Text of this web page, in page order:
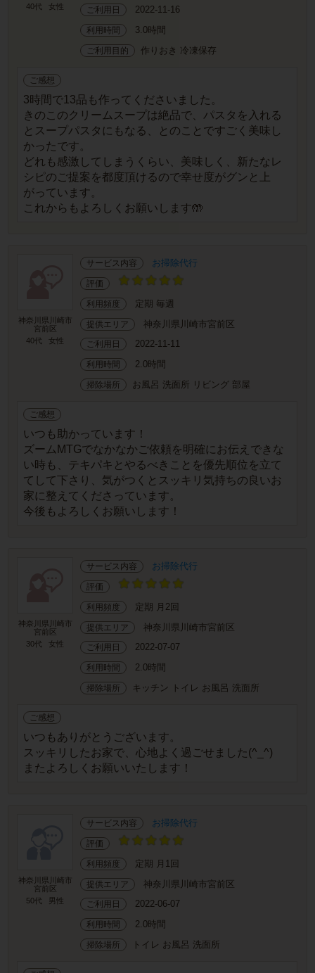
40代
女性 ご利用日 2022-11-16
利用時間 3.0時間
ご利用目的 作りおき 冷凍保存
ご感想
3時間で13品も作ってくださいました。
きのこのクリームスープは絶品で、パスタを入れる
とスープパスタにもなる、とのことですごく美味し
かったです。
どれも感激してしまうくらい、美味しく、新たなレ
シピのご提案を都度頂けるので幸せ度がグンと上
がっています。
これからもよろしくお願いします🤲
神奈川県川崎市
宮前区
40代
女性
サービス内容 お掃除代行
評価
利用頻度 定期 毎週
提供エリア 神奈川県川崎市宮前区
ご利用日 2022-11-11
利用時間 2.0時間
掃除場所 お風呂 洗面所 リビング 部屋
ご感想
いつも助かっています！
ズームMTGでなかなかご依頼を明確にお伝えできな
い時も、テキパキとやるべきことを優先順位を立て
てして下さり、気がつくとスッキリ気持ちの良いお
家に整えてくださっています。
今後もよろしくお願いします！
神奈川県川崎市
宮前区
30代
女性
サービス内容 お掃除代行
評価
利用頻度 定期 月2回
提供エリア 神奈川県川崎市宮前区
ご利用日 2022-07-07
利用時間 2.0時間
掃除場所 キッチン トイレ お風呂 洗面所
ご感想
いつもありがとうございます。
スッキリしたお家で、心地よく過ごせました(^_^)
またよろしくお願いいたします！
神奈川県川崎市
宮前区
50代
男性
サービス内容 お掃除代行
評価
利用頻度 定期 月1回
提供エリア 神奈川県川崎市宮前区
ご利用日 2022-06-07
利用時間 2.0時間
掃除場所 トイレ お風呂 洗面所